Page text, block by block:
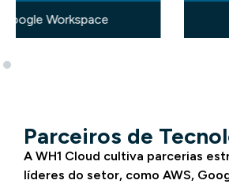
Treinamento Google
Parceiros de
A WH1 Cloud cultiva parcerias
líderes do setor, como AWS,